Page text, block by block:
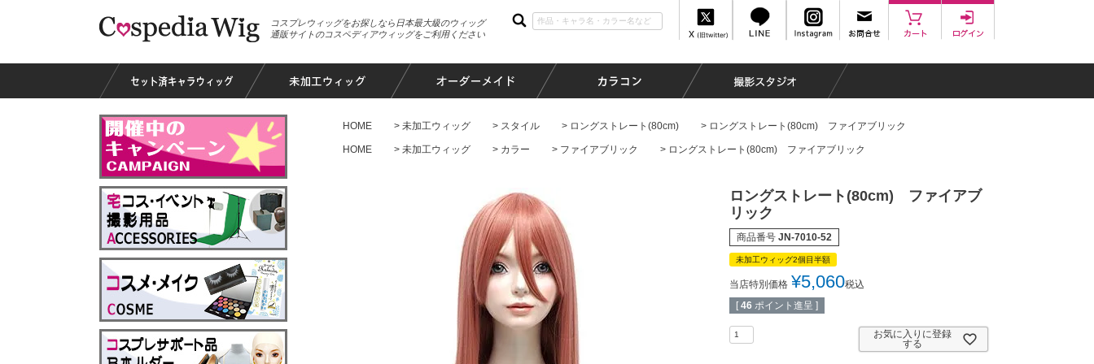
コスプレウィッグをお探しなら日本最大級のウィッグ
通販サイトのコスペディアウィッグをご利用ください
HOME 未加工ウィッグ スタイル ロングストレート(80cm) ロングストレート(80cm) ファイアブリック
HOME 未加工ウィッグ カラー ファイアブリック ロングストレート(80cm) ファイアブリック
ロングストレート(80cm) ファイアブ
リック
商品番号 JN-7010-52
未加工ウィッグ2個目半額
当店特別価格 ¥5,060税込
[ 46 ポイント進呈 ]
お気に入りに登録
する